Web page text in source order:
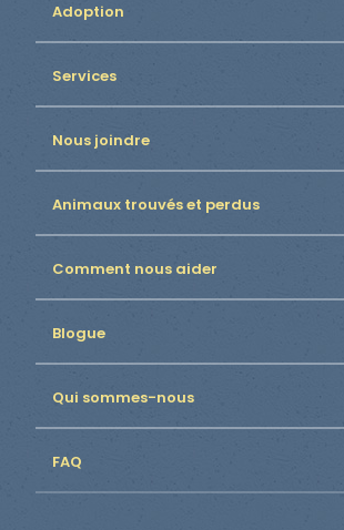
Adoption
Services
Nous joindre
Animaux trouvés et perdus
Comment nous aider
Blogue
Qui sommes-nous
FAQ